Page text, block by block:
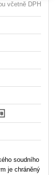
včetně DPH
soudního
je chráněný